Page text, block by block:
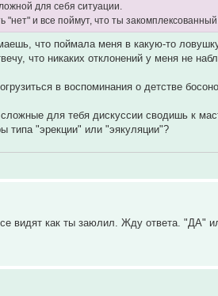
для себя ситуации.
"нет" и все поймут, что ты
что поймала меня в какую-то
что никаких отклонений у меня не
в воспоминания о детстве
для тебя дискуссии сводишь к
типа "эрекции" или "эякуляции"?
видят как ты заюлил. Жду ответа. "ДА"